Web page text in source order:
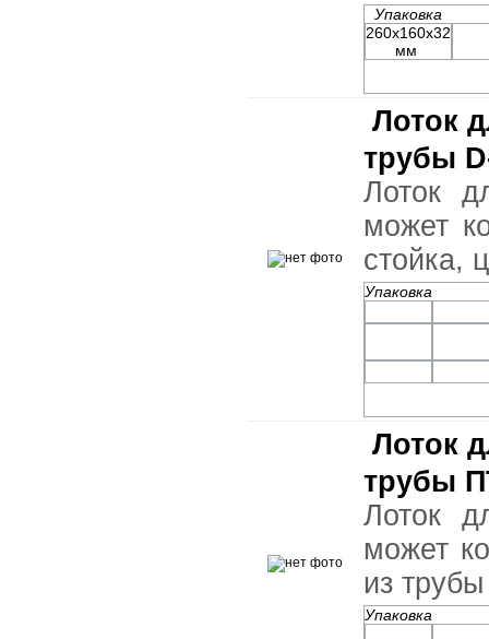
Упаковка
260х160х32
мм
Лоток
трубы
Лоток
может
стойка,
Упаковка
Лоток
трубы
Лоток
может
из
Упаковка